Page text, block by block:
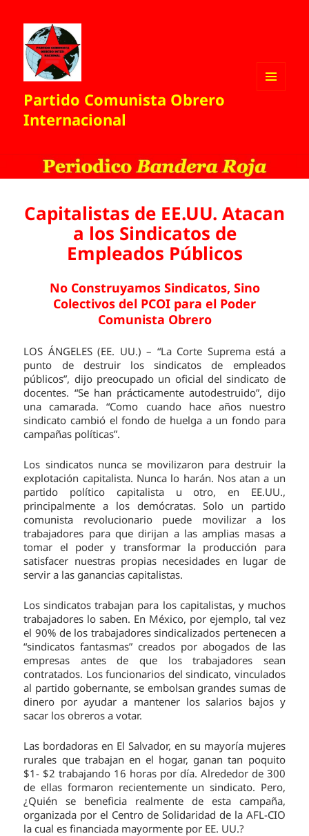
Partido Comunista Obrero
Internacional
Capitalistas de EE.UU. Atacan
a los Sindicatos de
Empleados Públicos
No Construyamos Sindicatos, Sino
Colectivos del PCOI para el Poder
Comunista Obrero
LOS ÁNGELES (EE. UU.) – “La Corte Suprema está a
punto de destruir los sindicatos de empleados
públicos”, dijo preocupado un oficial del sindicato de
docentes. “Se han prácticamente autodestruido”, dijo
una camarada. “Como cuando hace años nuestro
sindicato cambió el fondo de huelga a un fondo para
campañas políticas”.
Los sindicatos nunca se movilizaron para destruir la
explotación capitalista. Nunca lo harán. Nos atan a un
partido político capitalista u otro, en EE.UU.,
principalmente a los demócratas. Solo un partido
comunista revolucionario puede movilizar a los
trabajadores para que dirijan a las amplias masas a
tomar el poder y transformar la producción para
satisfacer nuestras propias necesidades en lugar de
servir a las ganancias capitalistas.
Los sindicatos trabajan para los capitalistas, y muchos
trabajadores lo saben. En México, por ejemplo, tal vez
el 90% de los trabajadores sindicalizados pertenecen a
“sindicatos fantasmas” creados por abogados de las
empresas antes de que los trabajadores sean
contratados. Los funcionarios del sindicato, vinculados
al partido gobernante, se embolsan grandes sumas de
dinero por ayudar a mantener los salarios bajos y
sacar los obreros a votar.
Las bordadoras en El Salvador, en su mayoría mujeres
rurales que trabajan en el hogar, ganan tan poquito
$1- $2 trabajando 16 horas por día. Alrededor de 300
de ellas formaron recientemente un sindicato. Pero,
¿Quién se beneficia realmente de esta campaña,
organizada por el Centro de Solidaridad de la AFL-CIO
la cual es financiada mayormente por EE. UU.?